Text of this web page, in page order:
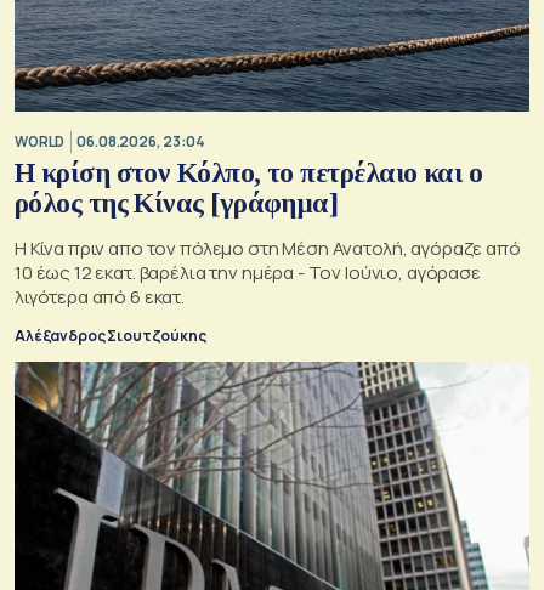
WORLD 06.08.2026, 23:04
Η κρίση στoν Κόλπο, το πετρέλαιο και ο
ρόλος της Κίνας [γράφημα]
Η Κίνα πριν απο τον πόλεμο στη Μέση Ανατολή, αγόραζε από
10 έως 12 εκατ. βαρέλια την ημέρα - Τον Ιούνιο, αγόρασε
λιγότερα από 6 εκατ.
Αλέξανδρος Σιουτζούκης